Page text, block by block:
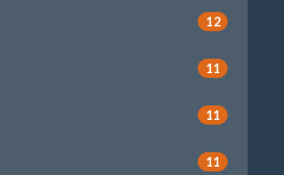
12
11
11
11